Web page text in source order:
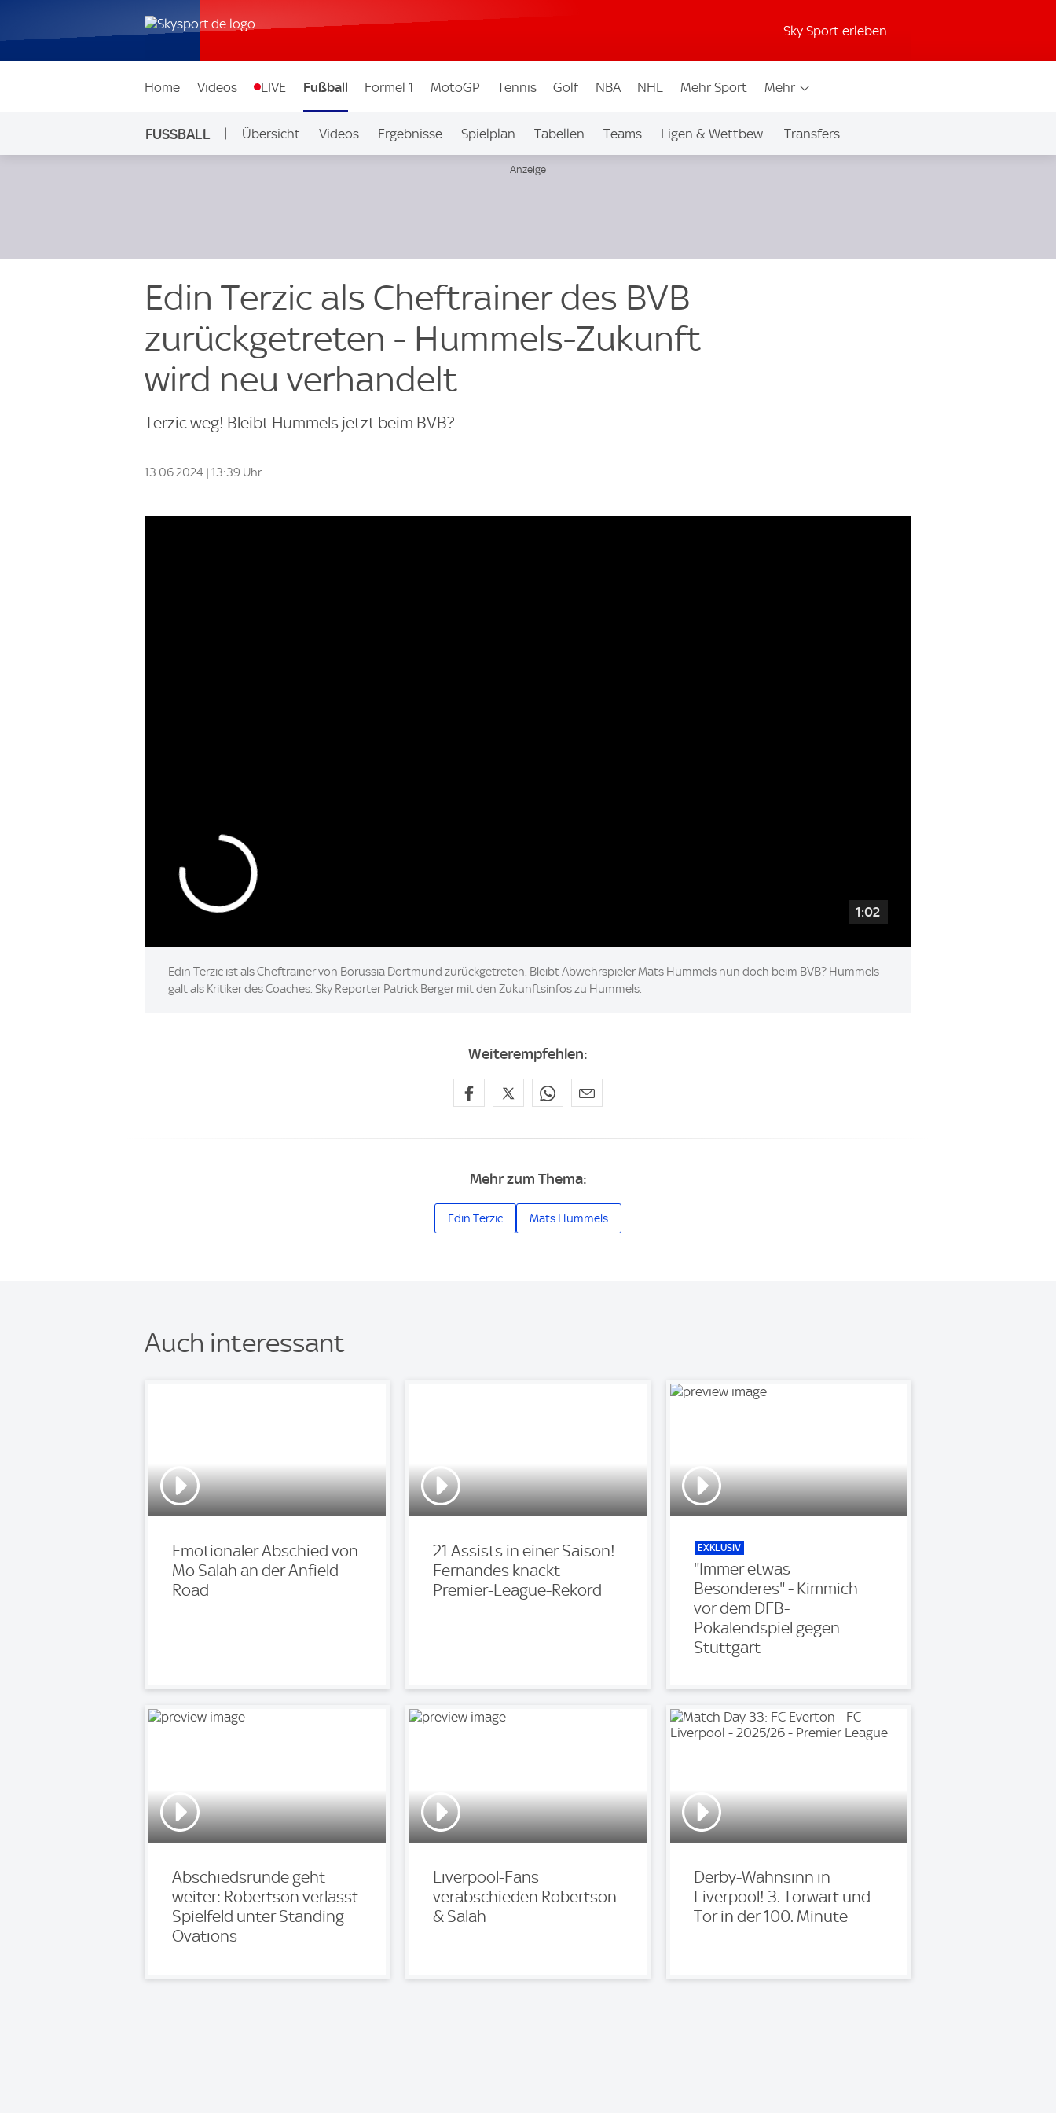
Sky Sport erleben
Home Videos LIVE Fußball Formel 1 MotoGP Tennis Golf NBA NHL Mehr Sport Mehr
FUSSBALL Übersicht Videos Ergebnisse Spielplan Tabellen Teams Ligen & Wettbew. Transfers
Edin Terzic als Cheftrainer des BVB
zurückgetreten - Hummels-Zukunft
wird neu verhandelt
Terzic weg! Bleibt Hummels jetzt beim BVB?
13.06.2024 | 13:39 Uhr
1:02
Edin Terzic ist als Cheftrainer von Borussia Dortmund zurückgetreten. Bleibt Abwehrspieler Mats Hummels nun doch beim BVB? Hummels
galt als Kritiker des Coaches. Sky Reporter Patrick Berger mit den Zukunftsinfos zu Hummels.
Weiterempfehlen:
Mehr zum Thema:
Edin Terzic Mats Hummels
Auch interessant
Emotionaler Abschied von
Mo Salah an der Anfield
Road
21 Assists in einer Saison!
Fernandes knackt
Premier-League-Rekord
EXKLUSIV
"Immer etwas
Besonderes" - Kimmich
vor dem DFB-
Pokalendspiel gegen
Stuttgart
Abschiedsrunde geht
weiter: Robertson verlässt
Spielfeld unter Standing
Ovations
Liverpool-Fans
verabschieden Robertson
& Salah
Derby-Wahnsinn in
Liverpool! 3. Torwart und
Tor in der 100. Minute